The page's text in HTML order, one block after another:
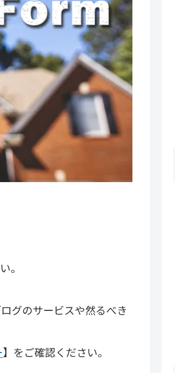
。
グのサービスや然るべき
】をご確認ください。